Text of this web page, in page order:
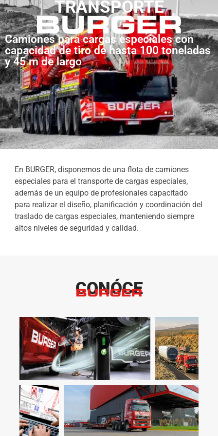
TRANSPORTE
Camiones para cargas especiales con
capacidad de tiro de hasta 100 toneladas
y 45 m de largo
En BURGER, disponemos de una flota de camiones
especiales para el transporte de cargas especiales,
además de un equipo de profesionales capacitado
para realizar el diseño, planificación y coordinación del
traslado de cargas especiales, manteniendo siempre
altos niveles de seguridad y calidad.
CONÓCE